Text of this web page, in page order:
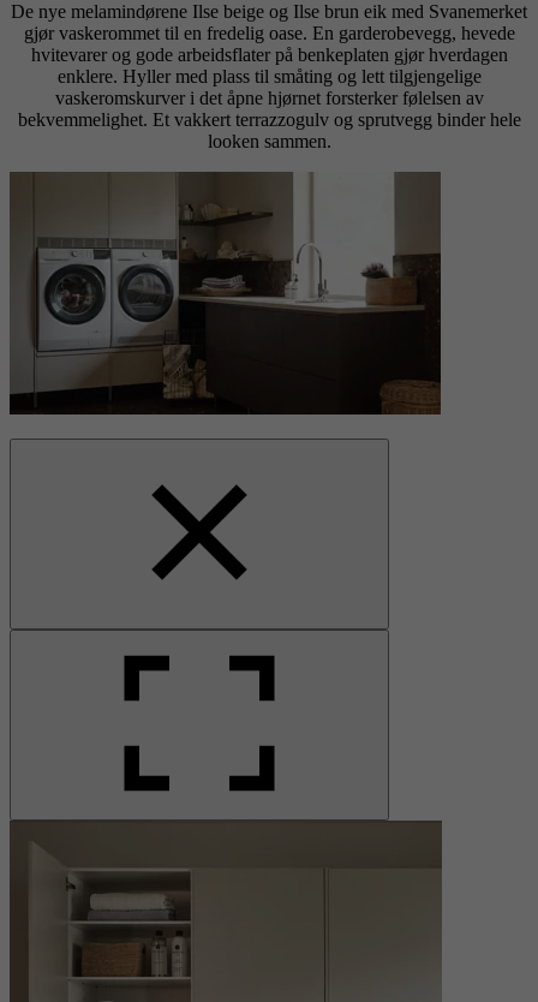
De nye melamindørene Ilse beige og Ilse brun eik med Svanemerket
gjør vaskerommet til en fredelig oase. En garderobevegg, hevede
hvitevarer og gode arbeidsflater på benkeplaten gjør hverdagen
enklere. Hyller med plass til småting og lett tilgjengelige
vaskeromskurver i det åpne hjørnet forsterker følelsen av
bekvemmelighet. Et vakkert terrazzogulv og sprutvegg binder hele
looken sammen.